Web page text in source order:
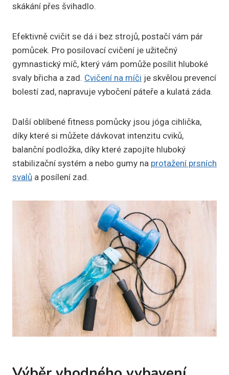
skákání přes švihadlo.
Efektivně cvičit se dá i bez strojů, postačí vám pár
pomůcek. Pro posilovací cvičení je užitečný
gymnastický míč, který vám pomůže posílit hluboké
svaly břicha a zad. Cvičení na míči je skvělou prevencí
bolestí zad, napravuje vybočení páteře a kulatá záda.
Další oblíbené fitness pomůcky jsou jóga cihlička,
díky které si můžete dávkovat intenzitu cviků,
balanční podložka, díky které zapojíte hluboký
stabilizační systém a nebo gumy na protažení prsních
svalů a posílení zad.